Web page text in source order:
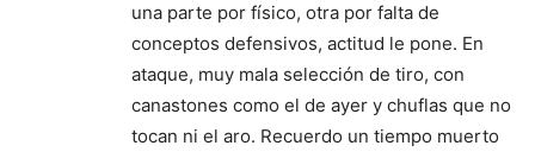
una parte por físico, otra por falta de
conceptos defensivos, actitud le pone. En
ataque, muy mala selección de tiro, con
canastones como el de ayer y chuflas que no
tocan ni el aro. Recuerdo un tiempo muerto